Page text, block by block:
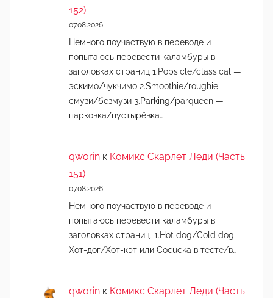
152)
07.08.2026
Немного поучаствую в переводе и
попытаюсь перевести каламбуры в
заголовках страниц 1.Popsicle/classical —
эскимо/чукчимо 2.Smoothie/roughie —
смузи/безмузи 3.Parking/parqueen —
парковка/пустырёвка…
qworin к Комикс Скарлет Леди (Часть
151)
07.08.2026
Немного поучаствую в переводе и
попытаюсь перевести каламбуры в
заголовках страниц. 1.Hot dog/Cold dog —
Хот-дог/Хот-кэт или Cocucka в тесте/в…
qworin к Комикс Скарлет Леди (Часть